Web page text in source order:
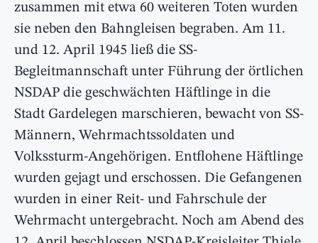
zusammen mit etwa 60 weiteren Toten wurden
sie neben den Bahngleisen begraben. Am 11.
und 12. April 1945 ließ die SS-
Begleitmannschaft unter Führung der örtlichen
NSDAP die geschwächten Häftlinge in die
Stadt Gardelegen marschieren, bewacht von SS-
Männern, Wehrmachtssoldaten und
Volkssturm-Angehörigen. Entflohene Häftlinge
wurden gejagt und erschossen. Die Gefangenen
wurden in einer Reit- und Fahrschule der
Wehrmacht untergebracht. Noch am Abend des